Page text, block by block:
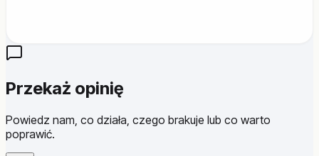
Przekaż opinię
Powiedz nam, co działa, czego brakuje lub co warto
poprawić.